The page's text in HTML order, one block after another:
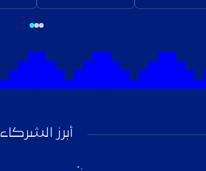
أبرز الشركاء